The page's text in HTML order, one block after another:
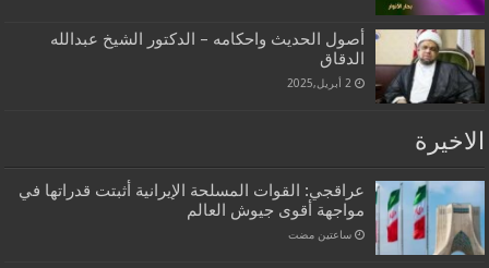
أصول الحديث واحكامه – الدكتور الشيخ عبدالله
الدقاق
2 أبريل,2025
الاخيرة
عراقجي: القوات المسلحة الإيرانية أثبتت قدراتها في
مواجهة أقوى جيوش العالم
‏ساعتين مضت